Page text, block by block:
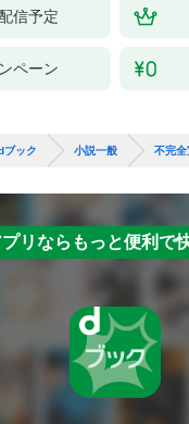
信予定
ペーン
ブック 小説一般 不完全
リならもっと便利で